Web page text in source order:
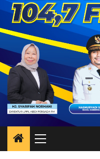
Primary
Menu